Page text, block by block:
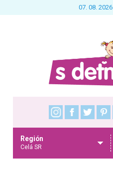
07. 08. 2026
Región
Celá SR